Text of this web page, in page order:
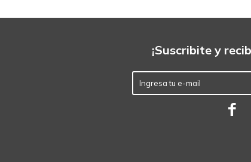
¡Suscribite y
